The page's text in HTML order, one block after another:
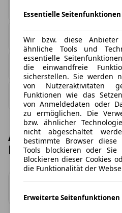
Gewerbeleasing
Händler
Neue Leasing Angebote
Andere Beliebte
Modelle
ab 70 €
Essentielle Seitenfunktionen
Wir bzw. diese
ähnliche Tools und
essentielle
die einwandfreie
sicherstellen. Sie werden
von Nutzeraktivitäten
Funktionen wie das
von Anmeldedaten oder
zu ermöglichen. Die
bzw. ähnlicher
nicht abgeschaltet
bestimmte Browser
Tools blockieren oder Sie
Blockieren dieser Cookies
die Funktionalität der
Erweiterte Seitenfunktionen